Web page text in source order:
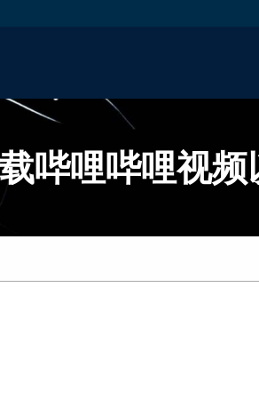
哔哩哔哩视